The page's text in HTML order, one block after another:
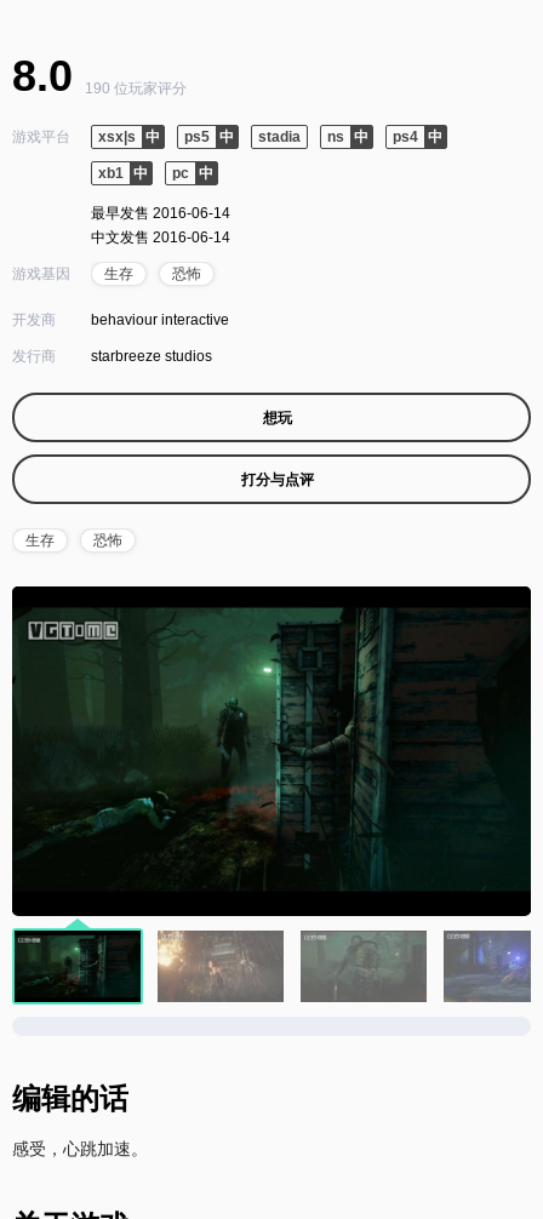
8.0 190 位玩家评分
游戏平台 xsx|s ps5 stadia ns ps4
xb1 pc
最早发售 2016-06-14
中文发售 2016-06-14
游戏基因 生存 恐怖
开发商 behaviour interactive
发行商 starbreeze studios
想玩
打分与点评
生存 恐怖
编辑的话
感受，心跳加速。